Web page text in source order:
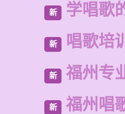
新 学唱歌
新 唱歌培
新 福州专
新 福州唱